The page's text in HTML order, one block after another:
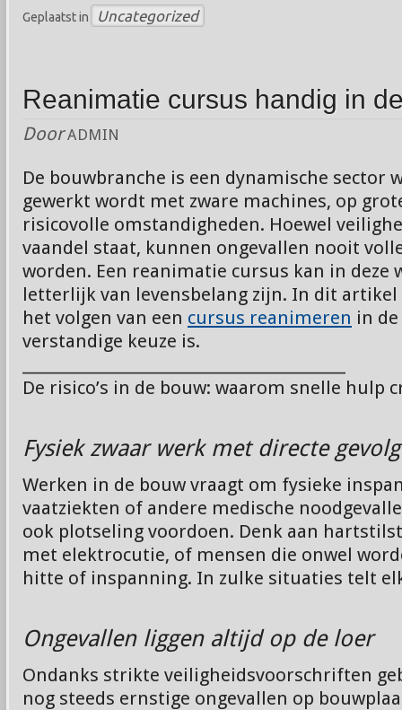
Geplaatst in Uncategorized
Reanimatie cursus handig in
Door ADMIN
De bouwbranche is een dynamische sector
gewerkt wordt met zware machines, op
risicovolle omstandigheden. Hoewel
vaandel staat, kunnen ongevallen nooit
worden. Een reanimatie cursus kan in deze
letterlijk van levensbelang zijn. In dit
het volgen van een cursus reanimeren in
verstandige keuze is.
De risico’s in de bouw: waarom snelle hulp
Fysiek zwaar werk met directe
Werken in de bouw vraagt om fysieke
vaatziekten of andere medische
ook plotseling voordoen. Denk aan
met elektrocutie, of mensen die onwel
hitte of inspanning. In zulke situaties telt
Ongevallen liggen altijd op de loer
Ondanks strikte veiligheidsvoorschriften
nog steeds ernstige ongevallen op